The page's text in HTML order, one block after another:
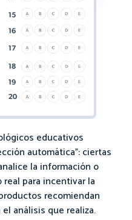
educativos
automática”: ciertas
la información o
para incentivar la
recomiendan
análisis que realiza.